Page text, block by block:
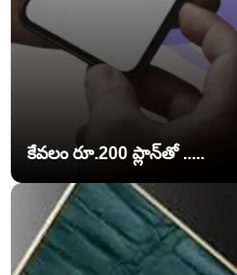
కేవలం రూ.200 ప్లాన్‌తో .....